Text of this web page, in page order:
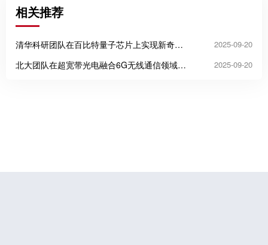
相关推荐
清华科研团队在百比特量子芯片上实现新奇量
2025-09-20
北大团队在超宽带光电融合6G无线通信领域取
2025-09-20